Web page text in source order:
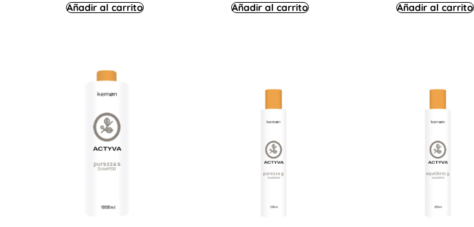
Añadir al carrito Añadir al carrito Añadir al carrito